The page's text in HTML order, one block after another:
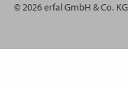
© 2026 erfal GmbH & Co. KG